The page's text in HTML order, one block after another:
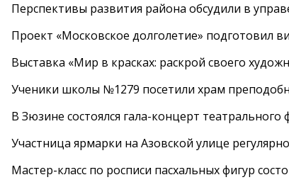
Перспективы развития района обсудили в
Проект «Московское долголетие» подготовил
Выставка «Мир в красках: раскрой своего
Ученики школы №1279 посетили храм
В Зюзине состоялся гала-концерт
Участница ярмарки на Азовской улице
Мастер-класс по росписи пасхальных фигур